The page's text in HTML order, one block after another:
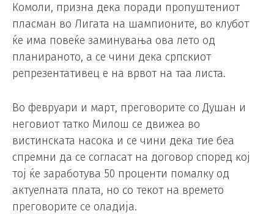
Комоли, призна дека поради пропуштениот
пласман во Лигата на шампионите, во клубот
ќе има повеќе заминувања ова лето од
планираното, а се чини дека српскиот
репрезентативец е на врвот на таа листа.
Во февруари и март, преговорите со Душан и
неговиот татко Милош се движеа во
вистинската насока и се чини дека тие беа
спремни да се согласат на договор според кој
тој ќе заработува 50 проценти помалку од
актуелната плата, но со текот на времето
преговорите се оладија.